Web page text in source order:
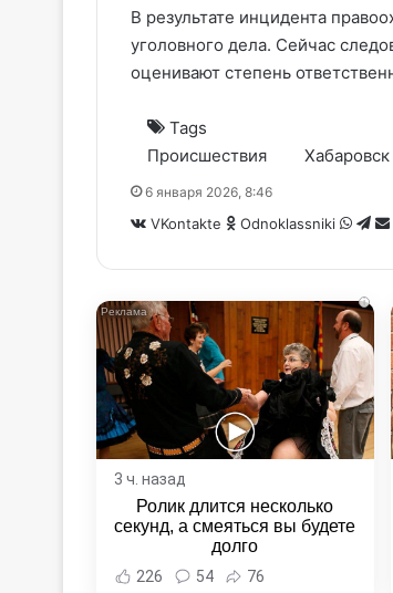
В результате инцидента
уголовного дела. Сейчас
оценивают степень
Tags
Происшествия
Хабаровск
6 января 2026, 8:46
VKontakte Odnoklassniki
i
3 ч. назад
Ролик длится несколько
секунд, а смеяться вы будете
долго
226 54 76